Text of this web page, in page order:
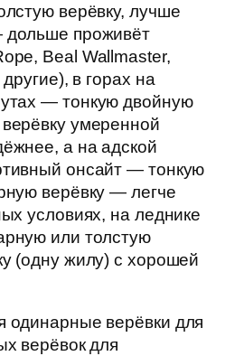
верёвку, лучше
проживёт
Beal Wallmaster,
в горах на
— тонкую двойную
умеренной
а на адской
онсайт — тонкую
верёвку — легче
условиях, на леднике
или толстую
(одну жилу) с хорошей
одинарные верёвки для
верёвок для